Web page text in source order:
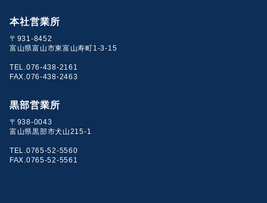
本社営業所
〒931-8452
富山県富山市東富山寿町1-3-15
TEL.076-438-2161
FAX.076-438-2463
黒部営業所
〒938-0043
富山県黒部市犬山215-1
TEL.0765-52-5560
FAX.0765-52-5561